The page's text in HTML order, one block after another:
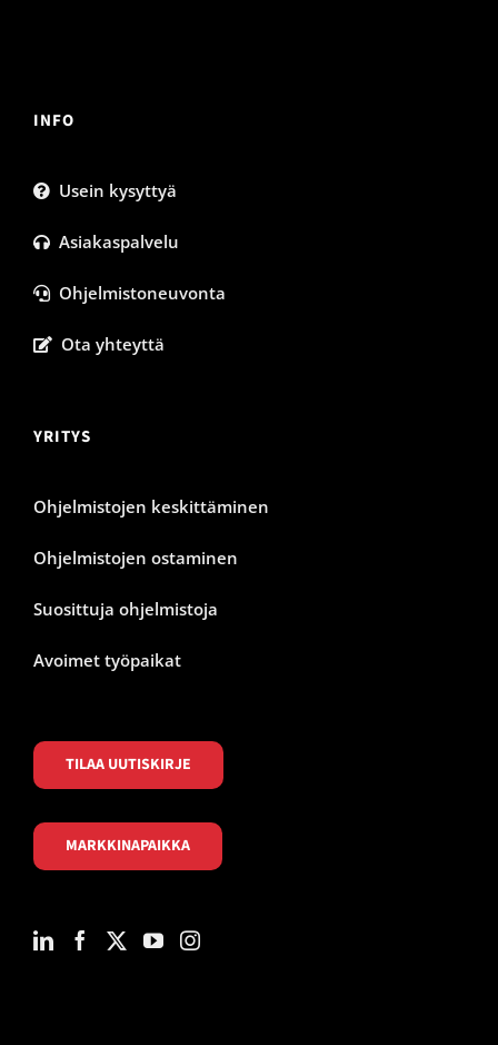
INFO
Usein kysyttyä
Asiakaspalvelu
Ohjelmistoneuvonta
Ota yhteyttä
YRITYS
Ohjelmistojen keskittäminen
Ohjelmistojen ostaminen
Suosittuja ohjelmistoja
Avoimet työpaikat
TILAA UUTISKIRJE
MARKKINAPAIKKA